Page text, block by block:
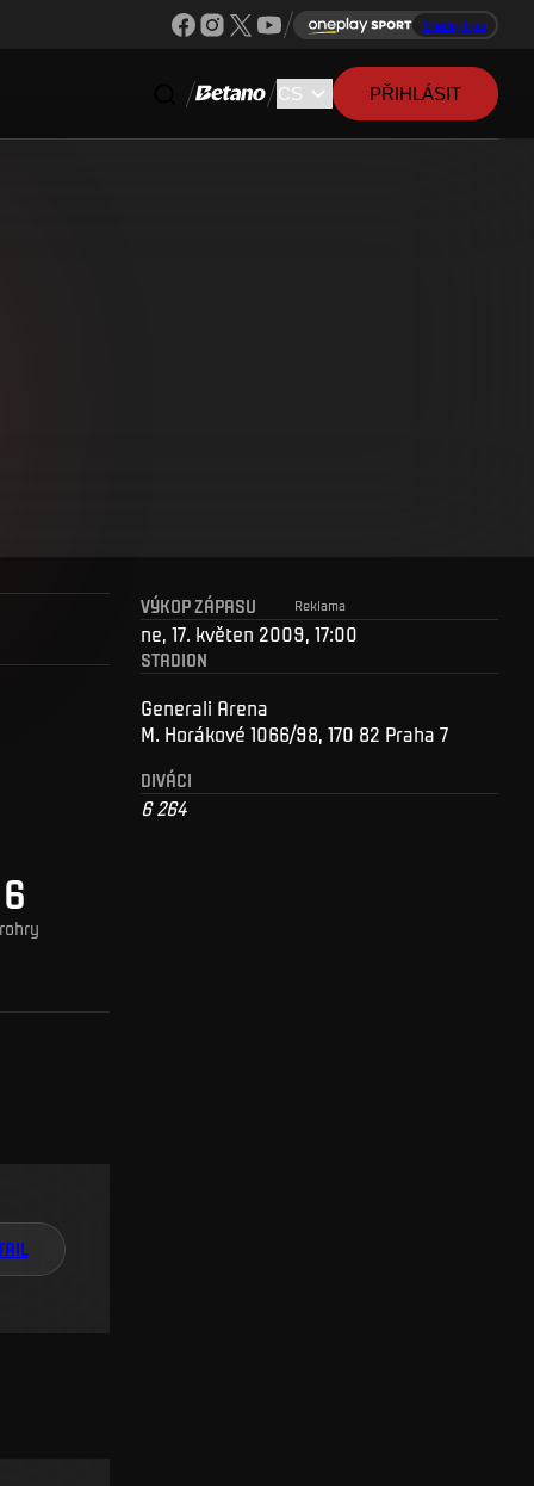
Sleduj ligu
PŘIHLÁSIT
6
Reklama
VÝKOP ZÁPASU
ne, 17. květen 2009, 17:00
STADION
Generali Arena
M. Horákové 1066/98, 170 82 Praha 7
DIVÁCI
6 264